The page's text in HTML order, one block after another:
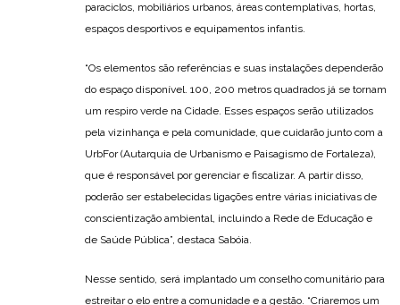
paraciclos, mobiliários urbanos, áreas contemplativas, hortas,
espaços desportivos e equipamentos infantis.
“Os elementos são referências e suas instalações dependerão
do espaço disponível. 100, 200 metros quadrados já se tornam
um respiro verde na Cidade. Esses espaços serão utilizados
pela vizinhança e pela comunidade, que cuidarão junto com a
UrbFor (Autarquia de Urbanismo e Paisagismo de Fortaleza),
que é responsável por gerenciar e fiscalizar. A partir disso,
poderão ser estabelecidas ligações entre várias iniciativas de
conscientização ambiental, incluindo a Rede de Educação e
de Saúde Pública”, destaca Sabóia.
Nesse sentido, será implantado um conselho comunitário para
estreitar o elo entre a comunidade e a gestão. “Criaremos um